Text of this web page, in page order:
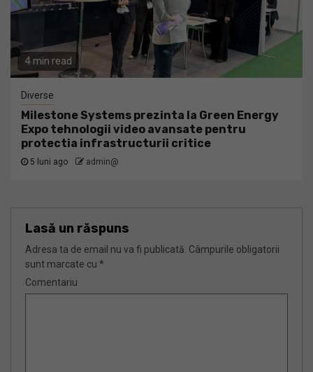
4 min read
Diverse
Milestone Systems prezinta la Green Energy
Expo tehnologii video avansate pentru
protectia infrastructurii critice
5 luni ago admin@
Lasă un răspuns
Adresa ta de email nu va fi publicată. Câmpurile obligatorii
sunt marcate cu *
Comentariu